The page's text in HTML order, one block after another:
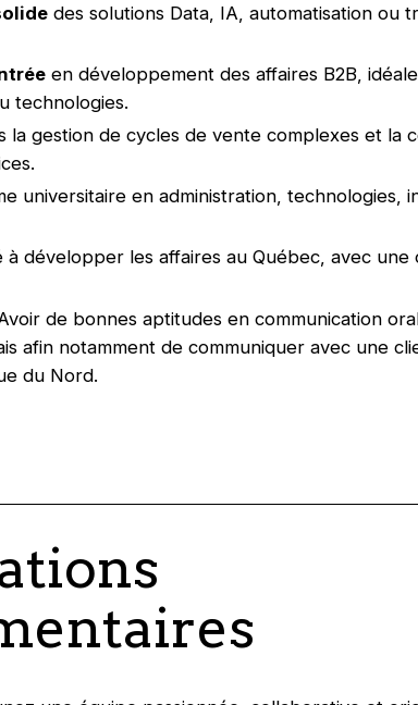
des solutions Data, IA, automatisation ou
en développement des affaires B2B,
technologies.
la gestion de cycles de vente complexes et la
universitaire en administration, technologies,
à développer les affaires au Québec, avec
de bonnes aptitudes en communication
afin notamment de communiquer avec une
du Nord.